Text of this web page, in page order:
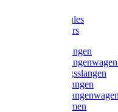
Kunststoftules
Regenmeters
Overige slangen
Overige
Beregeningsslangen
Gardena slangen
Gardena
Slangklemmen